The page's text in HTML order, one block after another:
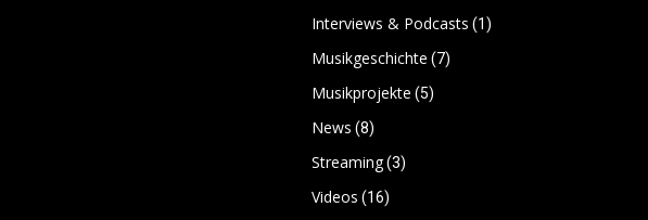
Interviews & Podcasts (1)
Musikgeschichte (7)
Musikprojekte (5)
News (8)
Streaming(3)
Videos (16)